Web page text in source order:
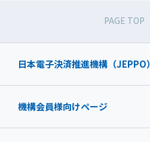
PAGE TOP
日本電子決済推進機構（JEPPO）
機構会員様向けページ